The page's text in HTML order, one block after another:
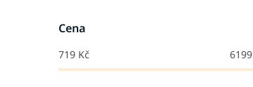
Cena
719 Kč 6199